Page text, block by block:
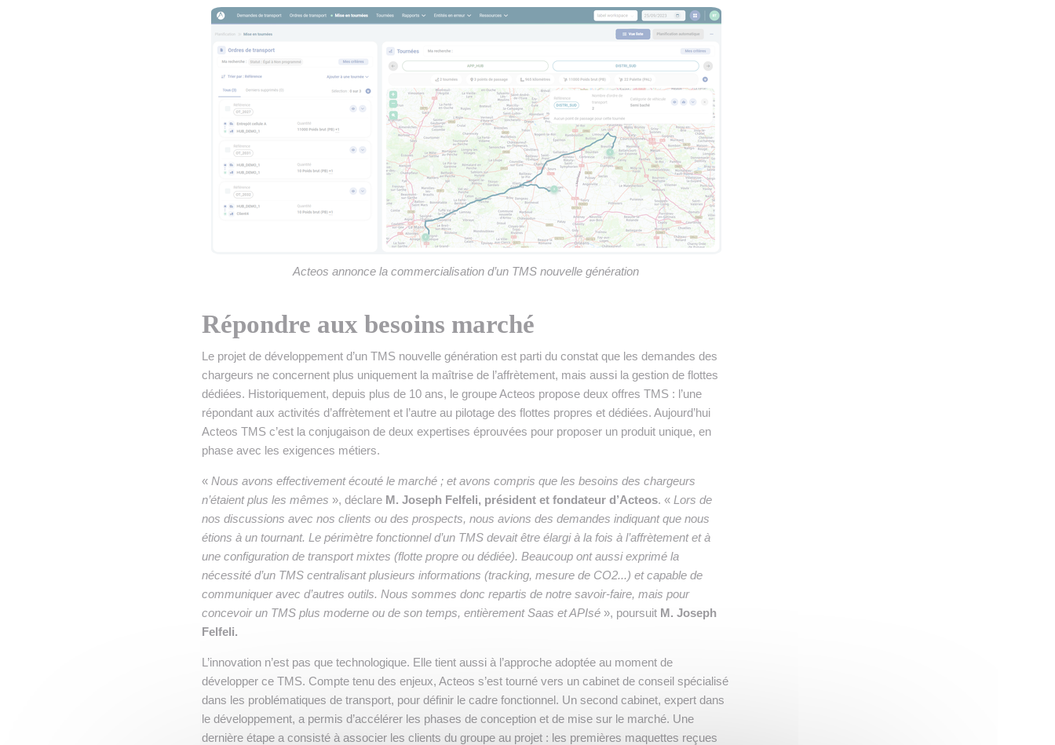
Acteos annonce la commercialisation d’un TMS nouvelle génération
Répondre aux besoins marché
Le projet de développement d’un TMS nouvelle génération est parti du constat que les demandes des
chargeurs ne concernent plus uniquement la maîtrise de l’affrètement, mais aussi la gestion de flottes
dédiées. Historiquement, depuis plus de 10 ans, le groupe Acteos propose deux offres TMS : l’une
répondant aux activités d’affrètement et l’autre au pilotage des flottes propres et dédiées. Aujourd’hui
Acteos TMS c’est la conjugaison de deux expertises éprouvées pour proposer un produit unique, en
phase avec les exigences métiers.
« Nous avons effectivement écouté le marché ; et avons compris que les besoins des chargeurs
n’étaient plus les mêmes », déclare M. Joseph Felfeli, président et fondateur d’Acteos. « Lors de
nos discussions avec nos clients ou des prospects, nous avions des demandes indiquant que nous
étions à un tournant. Le périmètre fonctionnel d’un TMS devait être élargi à la fois à l’affrètement et à
une configuration de transport mixtes (flotte propre ou dédiée). Beaucoup ont aussi exprimé la
nécessité d’un TMS centralisant plusieurs informations (tracking, mesure de CO2...) et capable de
communiquer avec d’autres outils. Nous sommes donc repartis de notre savoir-faire, mais pour
concevoir un TMS plus moderne ou de son temps, entièrement Saas et APIsé », poursuit M. Joseph
Felfeli.
L’innovation n’est pas que technologique. Elle tient aussi à l’approche adoptée au moment de
développer ce TMS. Compte tenu des enjeux, Acteos s’est tourné vers un cabinet de conseil spécialisé
dans les problématiques de transport, pour définir le cadre fonctionnel. Un second cabinet, expert dans
le développement, a permis d’accélérer les phases de conception et de mise sur le marché. Une
dernière étape a consisté à associer les clients du groupe au projet : les premières maquettes reçues